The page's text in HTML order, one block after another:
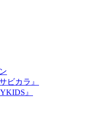
ビカラ』
』